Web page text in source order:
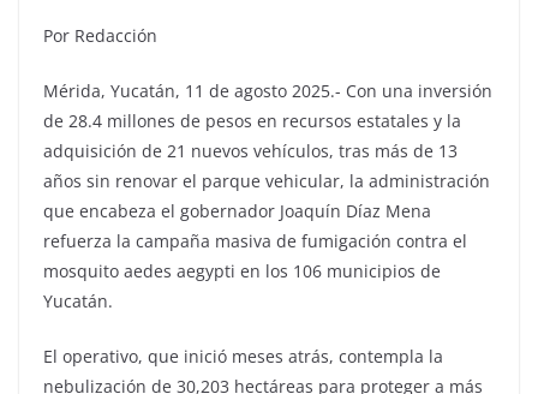
Por Redacción
Mérida, Yucatán, 11 de agosto 2025.- Con una inversión
de 28.4 millones de pesos en recursos estatales y la
adquisición de 21 nuevos vehículos, tras más de 13
años sin renovar el parque vehicular, la administración
que encabeza el gobernador Joaquín Díaz Mena
refuerza la campaña masiva de fumigación contra el
mosquito aedes aegypti en los 106 municipios de
Yucatán.
El operativo, que inició meses atrás, contempla la
nebulización de 30,203 hectáreas para proteger a más